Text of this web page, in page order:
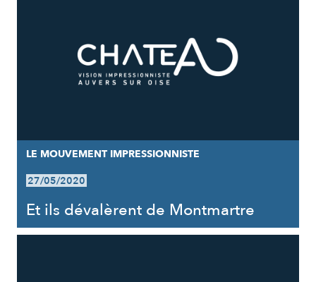
LE MOUVEMENT IMPRESSIONNISTE
27/05/2020
Et ils dévalèrent de Montmartre